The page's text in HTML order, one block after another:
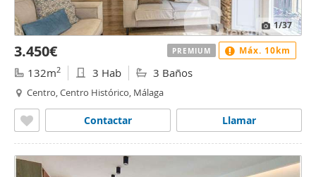
1/37
3.450€
132m2 3 Hab 3 Baños
Centro, Centro Histórico, Málaga
Llamar
Contactar
PREMIUM Máx. 10km